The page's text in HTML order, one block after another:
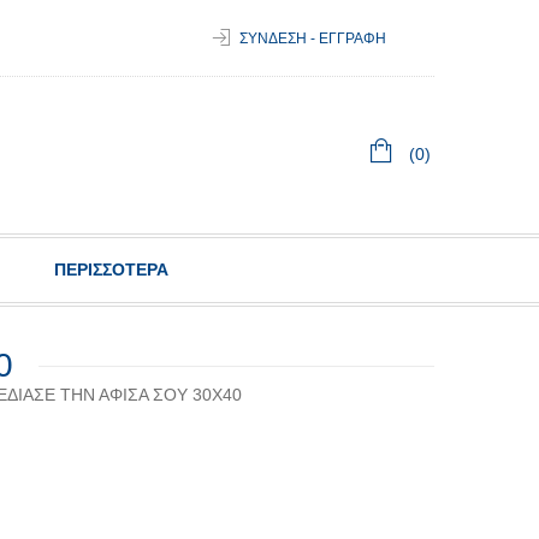
ΣΥΝΔΕΣΗ - ΕΓΓΡΑΦΗ
(0)
ΠΕΡΙΣΣΟΤΕΡΑ
ΤΗΝ ΑΦΙΣΑ ΣΟΥ 30Χ40